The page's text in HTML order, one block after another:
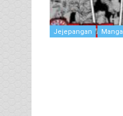
Jejepangan Manga